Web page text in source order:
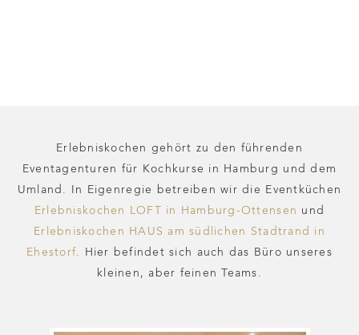
Erlebniskochen gehört zu den führenden
Eventagenturen für Kochkurse in Hamburg und dem
Umland. In Eigenregie betreiben wir die Eventküchen
Erlebniskochen LOFT in Hamburg-Ottensen und
Erlebniskochen HAUS am südlichen Stadtrand in
Ehestorf. Hier befindet sich auch das Büro unseres
kleinen, aber feinen Teams.